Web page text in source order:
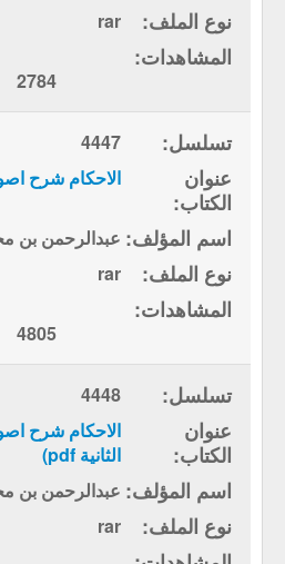
rar
2784
4447
الاحكام شرح
عبدالرحمن بن
rar
4805
4448
الاحكام شرح
الثانية pdf)
عبدالرحمن بن
rar